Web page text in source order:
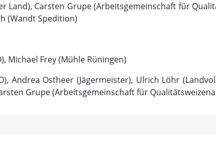
Land), Carsten Grupe (Arbeitsgemeinschaft für
(Wandt Spedition)
Michael Frey (Mühle Rüningen)
Andrea Ostheer (Jägermeister), Ulrich Löhr
Grupe (Arbeitsgemeinschaft für